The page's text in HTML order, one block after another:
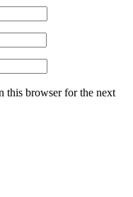
this browser for the next